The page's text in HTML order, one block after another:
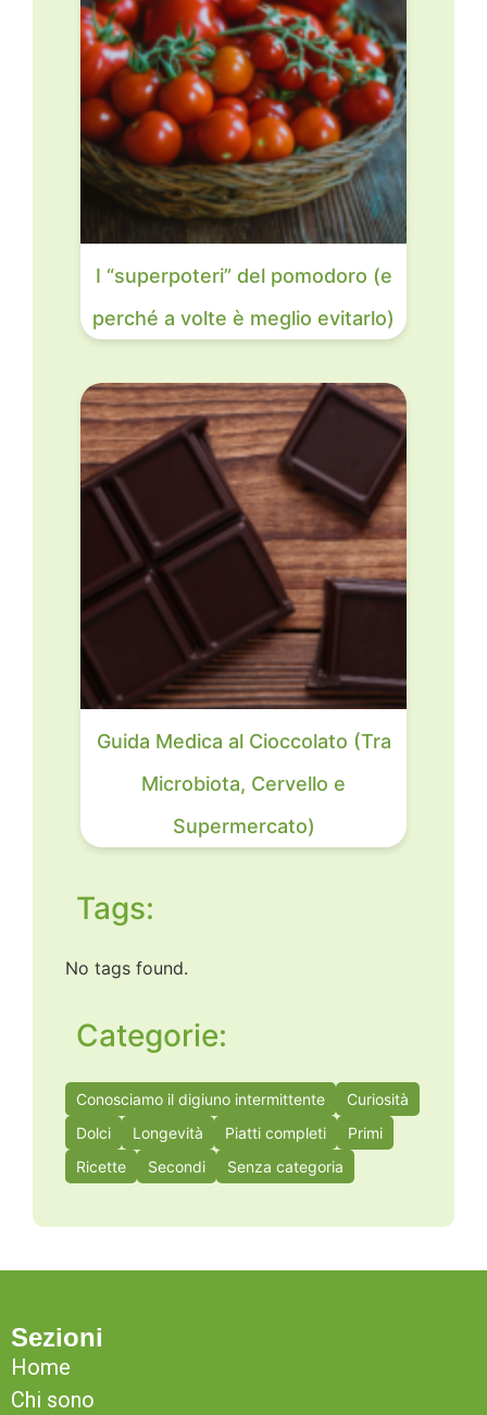
I “superpoteri” del pomodoro (e
perché a volte è meglio evitarlo)
Guida Medica al Cioccolato (Tra
Microbiota, Cervello e
Supermercato)
Tags:
No tags found.
Categorie:
Conosciamo il digiuno intermittente
Curiosità
Dolci
Longevità Piatti completi
Primi
Ricette
Secondi Senza categoria
Sezioni
Home
Chi sono